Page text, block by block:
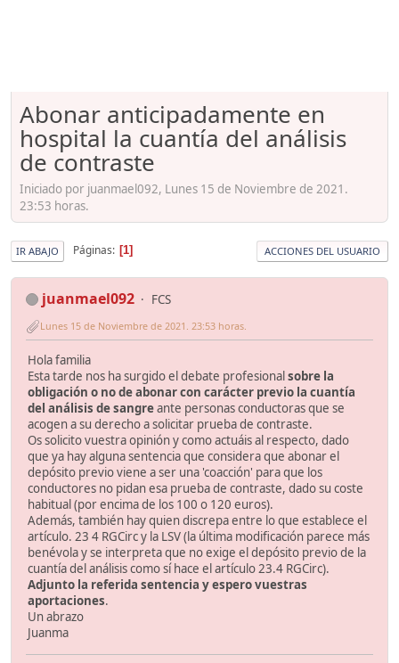
Abonar anticipadamente en
hospital la cuantía del análisis
de contraste
Iniciado por juanmael092, Lunes 15 de Noviembre de 2021.
23:53 horas.
IR ABAJO Páginas 1 ACCIONES DEL USUARIO
juanmael092 FCS
Lunes 15 de Noviembre de 2021. 23:53 horas.
Hola familia
Esta tarde nos ha surgido el debate profesional sobre la
obligación o no de abonar con carácter previo la cuantía
del análisis de sangreante personas conductoras que se
acogen a su derecho a solicitar prueba de contraste.
Os solicito vuestra opinión y como actuáis al respecto, dado
que ya hay alguna sentencia que considera que abonar el
depósito previo viene a ser una 'coacción' para que los
conductores no pidan esa prueba de contraste, dado su coste
habitual (por encima de los 100 o 120 euros).
Además, también hay quien discrepa entre lo que establece el
artículo. 23 4 RGCirc y la LSV (la última modificación parece más
benévola y se interpreta que no exige el depósito previo de la
cuantía del análisis como sí hace el artículo 23.4 RGCirc).
Adjunto la referida sentencia y espero vuestras
aportaciones.
Un abrazo
Juanma